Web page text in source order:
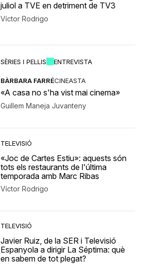
juliol a TVE en detriment de TV3
Víctor Rodrigo
SÈRIES I PEL·LIS ENTREVISTA
BÀRBARA FARRÉCINEASTA
«A casa no s'ha vist mai cinema»
Guillem Maneja Juvanteny
TELEVISIÓ
«Joc de Cartes Estiu»: aquests són
tots els restaurants de l'última
temporada amb Marc Ribas
Víctor Rodrigo
TELEVISIÓ
Javier Ruiz, de la SER i Televisió
Espanyola a dirigir La Séptima: què
en sabem de tot plegat?